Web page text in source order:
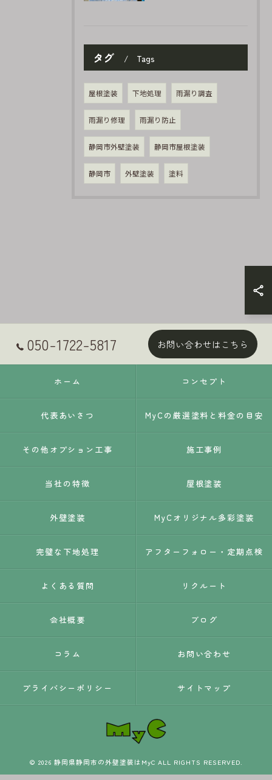
タグ Tags
屋根塗装 下地処理 雨漏り調査
雨漏り修理 雨漏り防止
静岡市外壁塗装 静岡市屋根塗装
静岡市 外壁塗装 塗料
050-1722-5817 お問い合わせはこちら
ホーム コンセプト
代表あいさつ MyCの厳選塗料と料金の目安
その他オプション工事 施工事例
当社の特徴 屋根塗装
外壁塗装 MyCオリジナル多彩塗装
完璧な下地処理 アフターフォロー・定期点検
よくある質問 リクルート
会社概要 ブログ
コラム お問い合わせ
プライバシーポリシー サイトマップ
© 2026 静岡県静岡市の外壁塗装はMyC ALL RIGHTS RESERVED.